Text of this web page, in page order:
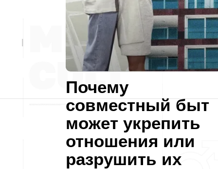
Почему
совместный быт
может укрепить
отношения или
разрушить их